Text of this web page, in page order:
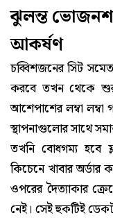
ঝুলন্ত
আকর্ষণ
চব্বিশজনের সিট
করবে তখন থেকে
আশেপাশের লম্বা
স্থাপনাগুলোর সাথে
তখনি বোধগম্য হবে
কিচেনে খাবার অর্ডার
ওপরের দৈত্যাকার
নেই। সেই হুকটিই